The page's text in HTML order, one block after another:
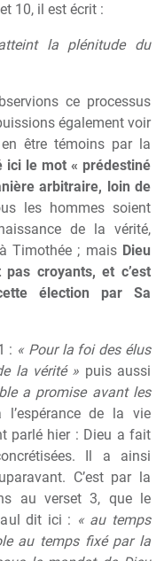
10, il est écrit :
la plénitude du
ce processus
également voir
être témoins par la
ici le mot « prédestiné
arbitraire, loin de
les hommes soient
de la vérité,
Timothée ; mais Dieu
croyants, et c’est
élection par Sa
: « Pour la foi des élus
la vérité » puis aussi
a promise avant les
de la vie
parlé hier : Dieu a fait
Il a ainsi
C’est par la
au verset 3, que le
dit ici : « au temps
au temps fixé par la